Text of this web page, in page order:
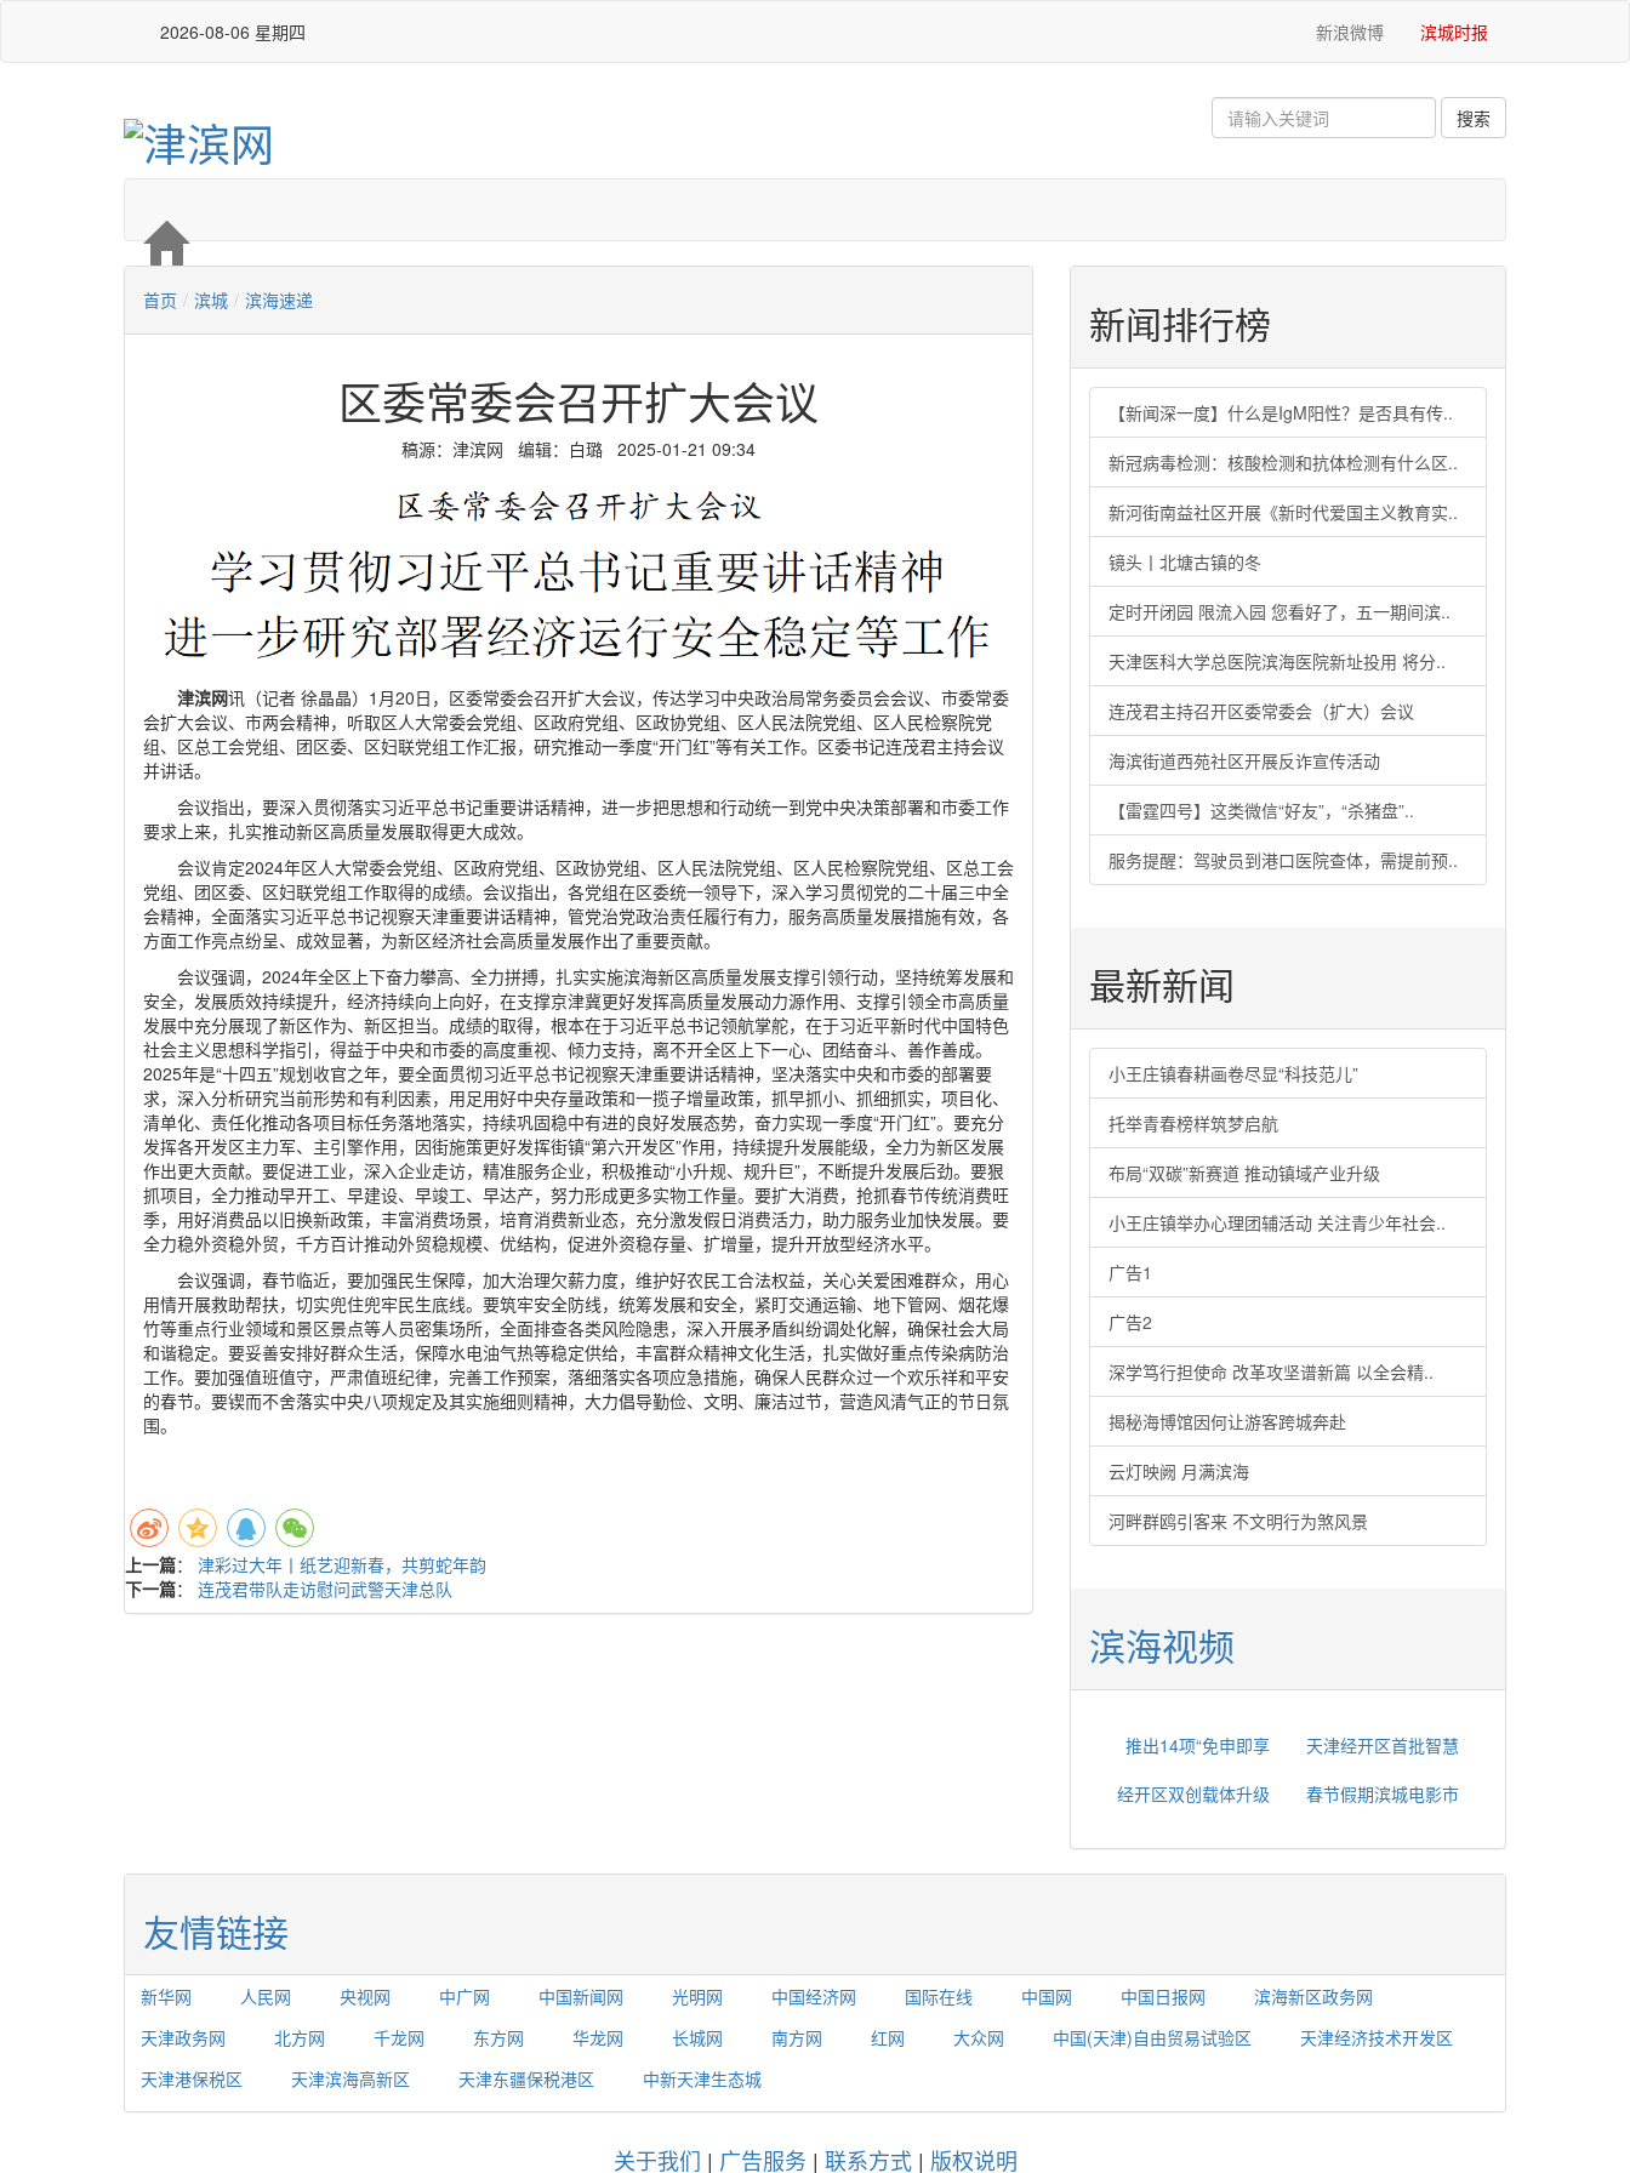
2026-08-06 星期四 新浪微博 滨城时报
首页 / 滨城 / 滨海速递
区委常委会召开扩大会议
稿源：津滨网 编辑：白璐 2025-01-21 09:34
津滨网讯（记者 徐晶晶）1月20日，区委常委会召开扩大会议，传达学习中央政治局常务委员会会议、市委常委
会扩大会议、市两会精神，听取区人大常委会党组、区政府党组、区政协党组、区人民法院党组、区人民检察院党
组、区总工会党组、团区委、区妇联党组工作汇报，研究推动一季度“开门红”等有关工作。区委书记连茂君主持会议
并讲话。
会议指出，要深入贯彻落实习近平总书记重要讲话精神，进一步把思想和行动统一到党中央决策部署和市委工作
要求上来，扎实推动新区高质量发展取得更大成效。
会议肯定2024年区人大常委会党组、区政府党组、区政协党组、区人民法院党组、区人民检察院党组、区总工会
党组、团区委、区妇联党组工作取得的成绩。会议指出，各党组在区委统一领导下，深入学习贯彻党的二十届三中全
会精神，全面落实习近平总书记视察天津重要讲话精神，管党治党政治责任履行有力，服务高质量发展措施有效，各
方面工作亮点纷呈、成效显著，为新区经济社会高质量发展作出了重要贡献。
会议强调，2024年全区上下奋力攀高、全力拼搏，扎实实施滨海新区高质量发展支撑引领行动，坚持统筹发展和
安全，发展质效持续提升，经济持续向上向好，在支撑京津冀更好发挥高质量发展动力源作用、支撑引领全市高质量
发展中充分展现了新区作为、新区担当。成绩的取得，根本在于习近平总书记领航掌舵，在于习近平新时代中国特色
社会主义思想科学指引，得益于中央和市委的高度重视、倾力支持，离不开全区上下一心、团结奋斗、善作善成。
2025年是“十四五”规划收官之年，要全面贯彻习近平总书记视察天津重要讲话精神，坚决落实中央和市委的部署要
求，深入分析研究当前形势和有利因素，用足用好中央存量政策和一揽子增量政策，抓早抓小、抓细抓实，项目化、
清单化、责任化推动各项目标任务落地落实，持续巩固稳中有进的良好发展态势，奋力实现一季度“开门红”。要充分
发挥各开发区主力军、主引擎作用，因街施策更好发挥街镇“第六开发区”作用，持续提升发展能级，全力为新区发展
作出更大贡献。要促进工业，深入企业走访，精准服务企业，积极推动“小升规、规升巨”，不断提升发展后劲。要狠
抓项目，全力推动早开工、早建设、早竣工、早达产，努力形成更多实物工作量。要扩大消费，抢抓春节传统消费旺
季，用好消费品以旧换新政策，丰富消费场景，培育消费新业态，充分激发假日消费活力，助力服务业加快发展。要
全力稳外资稳外贸，千方百计推动外贸稳规模、优结构，促进外资稳存量、扩增量，提升开放型经济水平。
会议强调，春节临近，要加强民生保障，加大治理欠薪力度，维护好农民工合法权益，关心关爱困难群众，用心
用情开展救助帮扶，切实兜住兜牢民生底线。要筑牢安全防线，统筹发展和安全，紧盯交通运输、地下管网、烟花爆
竹等重点行业领域和景区景点等人员密集场所，全面排查各类风险隐患，深入开展矛盾纠纷调处化解，确保社会大局
和谐稳定。要妥善安排好群众生活，保障水电油气热等稳定供给，丰富群众精神文化生活，扎实做好重点传染病防治
工作。要加强值班值守，严肃值班纪律，完善工作预案，落细落实各项应急措施，确保人民群众过一个欢乐祥和平安
的春节。要锲而不舍落实中央八项规定及其实施细则精神，大力倡导勤俭、文明、廉洁过节，营造风清气正的节日氛
围。
上一篇： 津彩过大年丨纸艺迎新春，共剪蛇年韵
下一篇： 连茂君带队走访慰问武警天津总队
新闻排行榜
【新闻深一度】什么是IgM阳性？是否具有传..
新冠病毒检测：核酸检测和抗体检测有什么区..
新河街南益社区开展《新时代爱国主义教育实..
镜头丨北塘古镇的冬
定时开闭园 限流入园 您看好了，五一期间滨..
天津医科大学总医院滨海医院新址投用 将分..
连茂君主持召开区委常委会（扩大）会议
海滨街道西苑社区开展反诈宣传活动
【雷霆四号】这类微信“好友”，“杀猪盘”..
服务提醒：驾驶员到港口医院查体，需提前预..
最新新闻
小王庄镇春耕画卷尽显“科技范儿”
托举青春榜样筑梦启航
布局“双碳”新赛道 推动镇域产业升级
小王庄镇举办心理团辅活动 关注青少年社会..
广告1
广告2
深学笃行担使命 改革攻坚谱新篇 以全会精..
揭秘海博馆因何让游客跨城奔赴
云灯映阙 月满滨海
河畔群鸥引客来 不文明行为煞风景
滨海视频
推出14项“免申即享
天津经开区首批智慧
经开区双创载体升级
春节假期滨城电影市
友情链接
新华网 人民网 央视网 中广网 中国新闻网 光明网 中国经济网 国际在线 中国网 中国日报网
滨海新区政务网
天津政务网
北方网 千龙网 东方网 华龙网 长城网 南方网 红网 大众网 中国(天津)自由贸易试验区
天津经济技术开发区
天津港保税区
天津滨海高新区 天津东疆保税港区 中新天津生态城
关于我们 | 广告服务 | 联系方式| 版权说明